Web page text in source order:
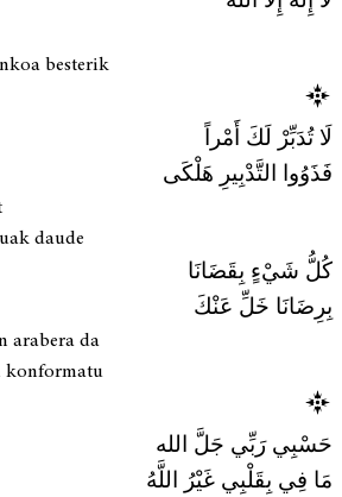
besterik
لَا تُدَبِّرْ لَكَ أَمْراً
فَذَوُوا التَّدْبِيرِ هَلْكَى
daude
كُلُّ شَيْءٍ بِقَضَانَا
بِرِضَانَا خَلِّ عَنْكَ
arabera da
konformatu
حَسْبِي رَبِّي جَلَّ الله
مَا فِي بِقَلْبِي غَيْرُ اللَّهُ